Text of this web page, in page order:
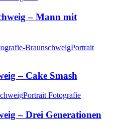
– Mann mit
BraunschweigPortrait
– Cake Smash
Portrait Fotografie
– Drei Generationen